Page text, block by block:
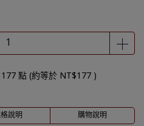
177 點 (約等於 NT$177 )
說明 購物說明